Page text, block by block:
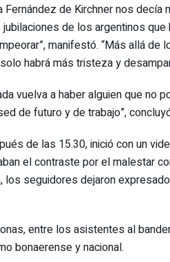
Fernández de Kirchner nos
de los argentinos
manifestó. “Más allá
habrá más tristeza y
vuelva a haber alguien que no
de futuro y de trabajo”,
de las 15.30, inició con un
el contraste por el malestar
los seguidores dejaron
entre los asistentes al
bonaerense y nacional.